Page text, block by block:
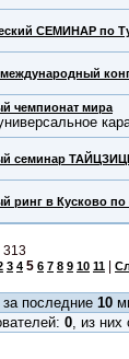
СЕМИНАР по
чемпионат мира
семинар
ринг в Кусково по
313
3 4 5 6 7 8 9 10 11
последние 10
0, из них